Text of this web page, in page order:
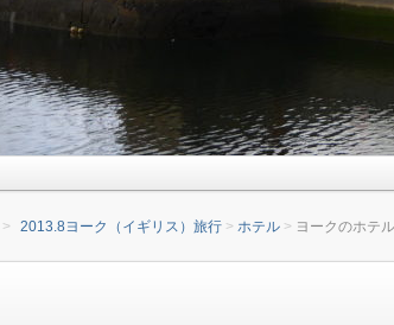
2013.8ヨーク（イギリス）旅行 ホテル ヨークのホテ